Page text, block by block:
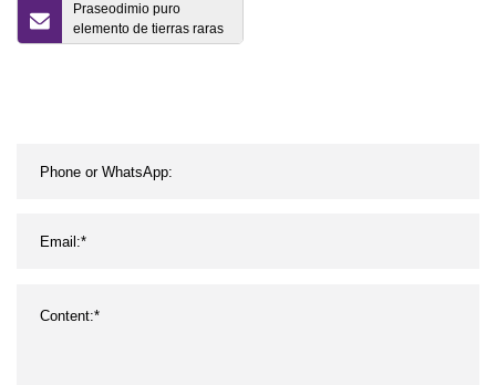
Praseodimio puro
elemento de tierras raras
Pr Metal